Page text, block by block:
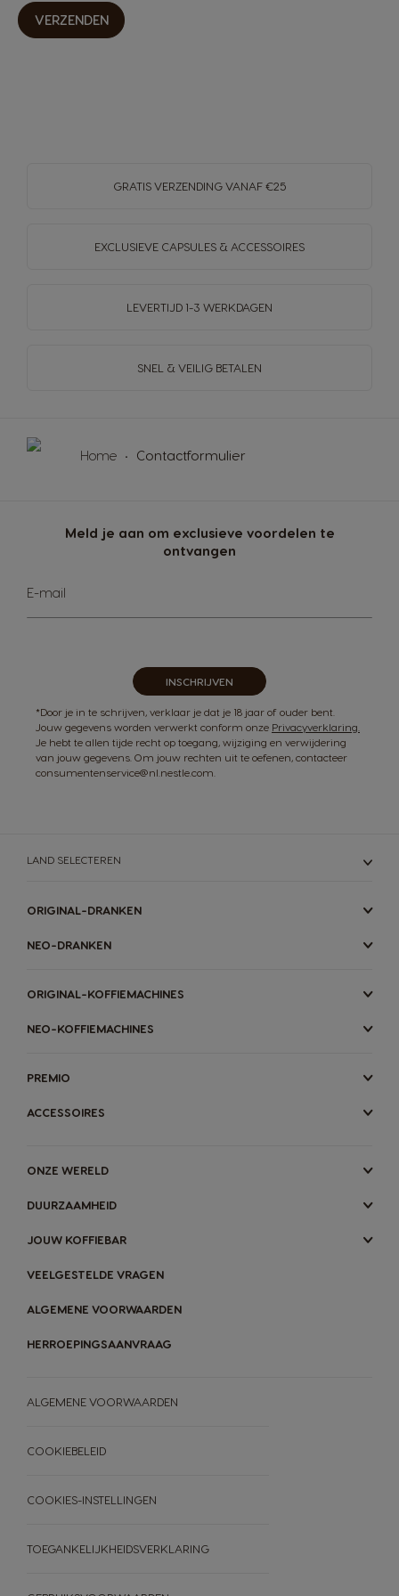
VERZENDEN
GRATIS VERZENDING VANAF €25
EXCLUSIEVE CAPSULES & ACCESSOIRES
LEVERTIJD 1-3 WERKDAGEN
SNEL & VEILIG BETALEN
Home Contactformulier
Meld je aan om exclusieve voordelen te
ontvangen
u
E-mail
INSCHRIJVEN
*Door je in te schrijven, verklaar je dat je 18 jaar of ouder bent.
Jouw gegevens worden verwerkt conform onze Privacyverklaring.
Je hebt te allen tijde recht op toegang, wijziging en verwijdering
van jouw gegevens. Om jouw rechten uit te oefenen, contacteer
consumentenservice@nl.nestle.com.
LAND SELECTEREN
ORIGINAL-DRANKEN
NEO-DRANKEN
ORIGINAL-KOFFIEMACHINES
NEO-KOFFIEMACHINES
PREMIO
ACCESSOIRES
ONZE WERELD
DUURZAAMHEID
JOUW KOFFIEBAR
VEELGESTELDE VRAGEN
ALGEMENE VOORWAARDEN
HERROEPINGSAANVRAAG
ALGEMENE VOORWAARDEN
COOKIEBELEID
COOKIES-INSTELLINGEN
TOEGANKELIJKHEIDSVERKLARING